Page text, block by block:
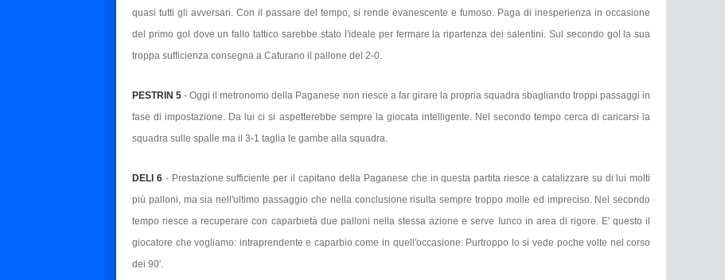
quasi tutti gli avversari. Con il passare del tempo, si rende evanescente e fumoso. Paga di inesperienza in occasione
del primo gol dove un fallo tattico sarebbe stato l'ideale per fermare la ripartenza dei salentini. Sul secondo gol la sua
troppa sufficienza consegna a Caturano il pallone del 2-0.
PESTRIN 5 - Oggi il metronomo della Paganese non riesce a far girare la propria squadra sbagliando troppi passaggi in
fase di impostazione. Da lui ci si aspetterebbe sempre la giocata intelligente. Nel secondo tempo cerca di caricarsi la
squadra sulle spalle ma il 3-1 taglia le gambe alla squadra.
DELI 6- Prestazione sufficiente per il capitano della Paganese che in questa partita riesce a catalizzare su di lui molti
più palloni, ma sia nell'ultimo passaggio che nella conclusione risulta sempre troppo molle ed impreciso. Nel secondo
tempo riesce a recuperare con caparbietà due palloni nella stessa azione e serve Iunco in area di rigore. E' questo il
giocatore che vogliamo: intraprendente e caparbio come in quell'occasione. Purtroppo lo si vede poche volte nel corso
dei 90'.